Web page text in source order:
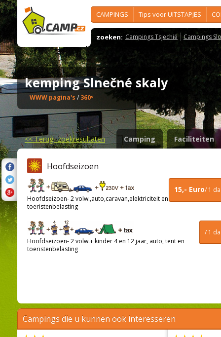
CAMPINGS Tips voor UITSTAPJES
zoeken: Campings Tsjechië Campings
kemping Slnečné skaly
WWW pagina's / 360º
<<Terug- zoekresultaten Camping Faciliteiten
Hoofdseizoen
15,- Euro/ 1
Hoofdseizoen- 2 volw.,auto,caravan,elektriciteit en
toeristenbelasting
/ 1
Hoofdseizoen- 2 volw.+ kinder 4 en 12 jaar, auto, tent en
toeristenbelasting
Campings die u kunnen ook interesseren